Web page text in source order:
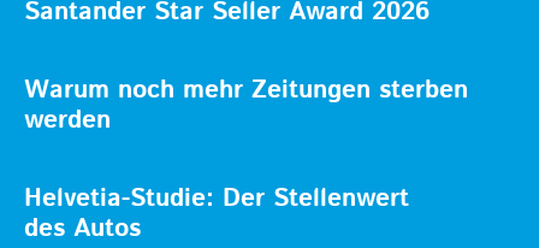
Santander Star Seller Award 2026
Warum noch mehr Zeitungen sterben
werden
Helvetia-Studie: Der Stellenwert
des Autos